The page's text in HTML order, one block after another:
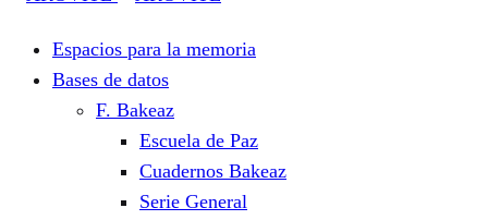
Espacios para la memoria
Bases de datos
F. Bakeaz
Escuela de Paz
Cuadernos Bakeaz
Serie General